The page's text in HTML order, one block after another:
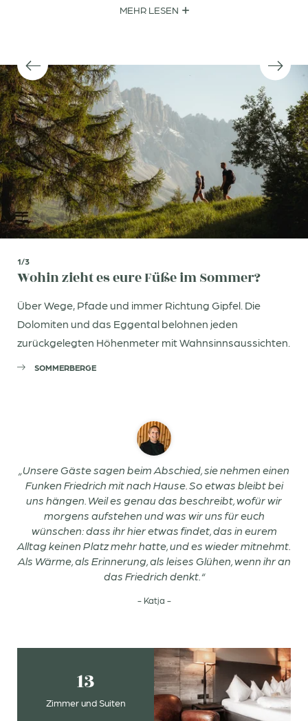
unsere ganze Energie in ein Erlebnis legen, das für
MEHR LESEN
1/3
Wohin zieht es eure Füße im Sommer?
Über Wege, Pfade und immer Richtung Gipfel. Die
Dolomiten und das Eggental belohnen jeden
zurückgelegten Höhenmeter mit Wahnsinnsaussichten.
SOMMERBERGE
„Unsere Gäste sagen beim Abschied, sie nehmen einen
Funken Friedrich mit nach Hause. So etwas bleibt bei
uns hängen. Weil es genau das beschreibt, wofür wir
morgens aufstehen und was wir uns für euch
wünschen: dass ihr hier etwas findet, das in eurem
Alltag keinen Platz mehr hatte, und es wieder mitnehmt.
Als Wärme, als Erinnerung, als leises Glühen, wenn ihr an
das Friedrich denkt.“
- Katja -
13
Zimmer und Suiten